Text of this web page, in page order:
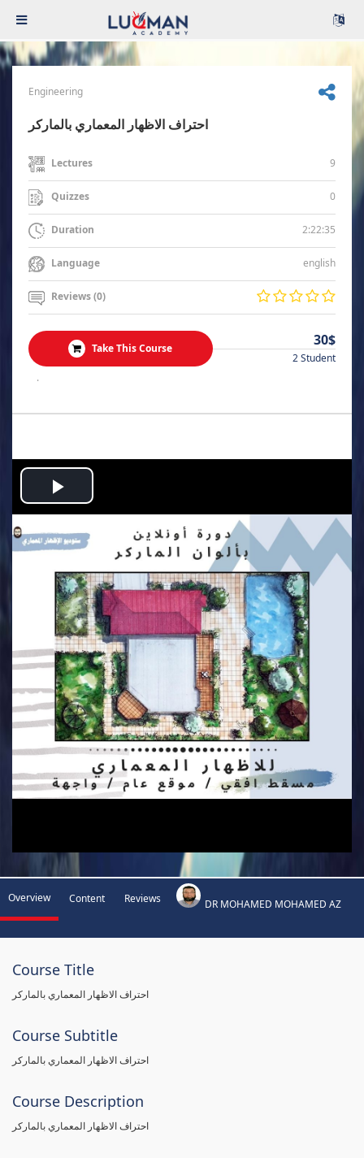
Engineering
احتراف الاظهار المعماري بالماركر
Lectures 9
Quizzes 0
Duration 2:22:35
Language english
Reviews (0)
Take This Course 30$
2 Student
.
Play
Video
Overview Content Reviews DR MOHAMED MOHAMED AZ
Course Title
احتراف الاظهار المعماري بالماركر
Course Subtitle
احتراف الاظهار المعماري بالماركر
Course Description
احتراف الاظهار المعماري بالماركر